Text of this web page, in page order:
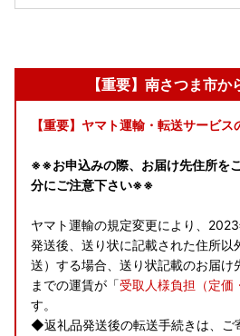
【重要】南さつま市
【重要】ヤマト運輸・転送サービ
※※お申込みの際、お届け先住所を
分にご注意下さい※※
ヤマト運輸の規定変更により、2023
発送後、送り状に記載された住所以
送）する場合、送り状記載のお届け
までの運賃が「受取人様負担（定価
す。
◆返礼品発送後の転送手続きは、ご